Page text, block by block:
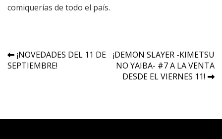
comiquerías de todo el país.
Navegación
de
¡NOVEDADES DEL 11 DE
SEPTIEMBRE!
¡DEMON SLAYER -KIMETSU
NO YAIBA- #7 A LA VENTA
DESDE EL VIERNES 11!